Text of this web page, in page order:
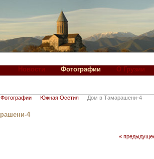
Новости Фотографии О Грузии
Фотографии Южная Осетия Дом в Тамарашени-4
4
«